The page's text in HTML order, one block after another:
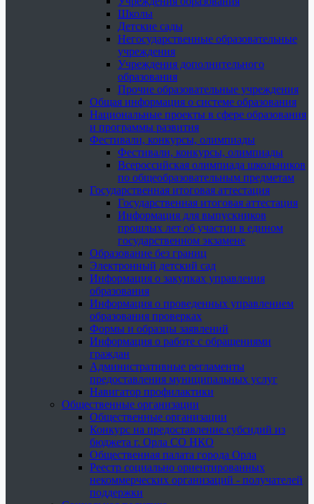
Школы
Детские сады
Негосударственные образовательные
учреждения
Учреждения дополнительного
образования
Прочие образовательные учреждения
Общая информация о системе образования
Национальные проекты в сфере образования
и программы развития
Фестивали, конкурсы, олимпиады
Фестивали, конкурсы, олимпиады
Всероссийская олимпиада школьников
по общеобразовательным предметам
Государственная итоговая аттестация
Государственная итоговая аттестация
Информация для выпускников
прошлых лет об участии в едином
государственном экзамене
Образование без границ
Электронный детский сад
Информация о закупках управления
образования
Информация о проведенных управлением
образования проверках
Формы и образцы заявлений
Информация о работе с обращениями
граждан
Административные регламенты
предоставления муниципальных услуг
Навигатор профилактики
Общественные организации
Общественные организации
Конкурс на предоставление субсидий из
бюджета г. Орла СО НКО
Общественная палата города Орла
Реестр социально ориентированных
некоммерческих организаций - получателей
поддержки